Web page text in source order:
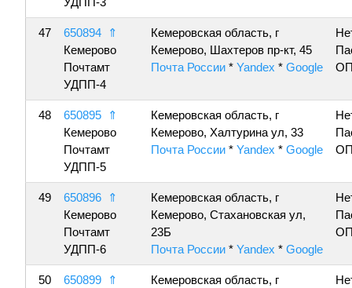
47 650894
⇑
Кемерово
Почтамт
УДПП-4
Кемеровская область, г
Кемерово, Шахтеров пр-кт, 45
Почта России * Yandex * Google
48 650895
⇑
Кемерово
Почтамт
УДПП-5
Кемеровская область, г
Кемерово, Халтурина ул, 33
Почта России * Yandex * Google
49 650896
⇑
Кемерово
Почтамт
УДПП-6
Кемеровская область, г
Кемерово, Стахановская ул,
23Б
Почта России * Yandex * Google
50 650899
⇑
Кемеровская область, г